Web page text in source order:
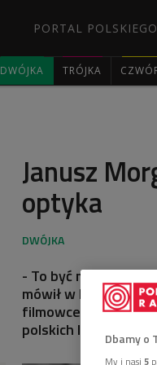
PORTAL
DWÓJKA TRÓJKA
Janusz
optyka
- To być może był
mówił w Dwójce
filmowcem:
polskich losów i był
Dbamy o
My i nasi 5